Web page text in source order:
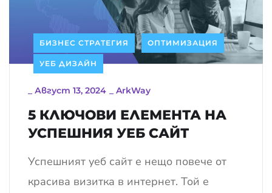
БИЗНЕС СТРАТЕГИЯ ОПТИМИЗАЦИЯ
УЕБ ДИЗАЙН
Август 13, 2024 ArkWay
5 КЛЮЧОВИ ЕЛЕМЕНТА НА
УСПЕШНИЯ УЕБ САЙТ
Успешният уеб сайт е нещо повече от
красива визитка в интернет. Той е